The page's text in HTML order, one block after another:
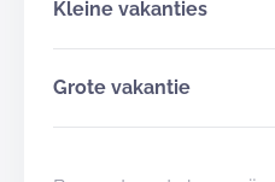
Kleine vakanties
Grote vakantie